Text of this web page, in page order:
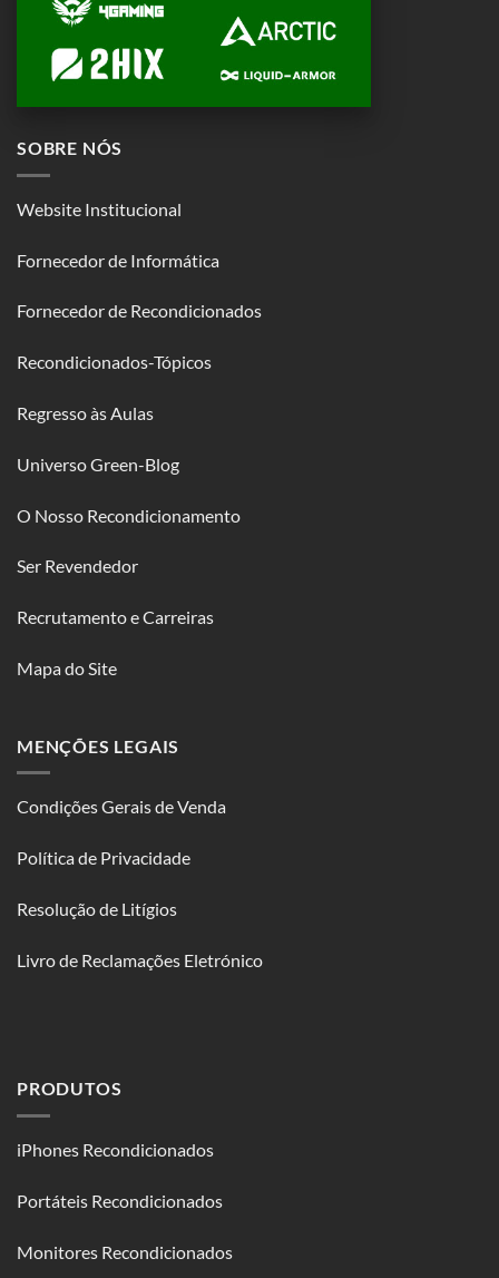
SOBRE NÓS
Website Institucional
Fornecedor de Informática
Fornecedor de Recondicionados
Recondicionados-Tópicos
Regresso às Aulas
Universo Green-Blog
O Nosso Recondicionamento
Ser Revendedor
Recrutamento e Carreiras
Mapa do Site
MENÇÕES LEGAIS
Condições Gerais de Venda
Política de Privacidade
Resolução de Litígios
Livro de Reclamações Eletrónico
PRODUTOS
iPhones Recondicionados
Portáteis Recondicionados
Monitores Recondicionados